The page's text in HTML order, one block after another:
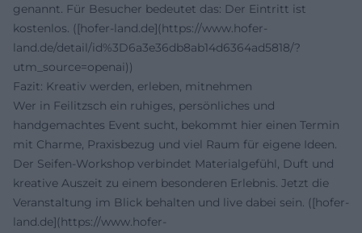
genannt. Für Besucher bedeutet das: Der Eintritt ist
kostenlos. ([hofer-land.de](https://www.hofer-
land.de/detail/id%3D6a3e36db8ab14d6364ad5818/?
utm_source=openai))
Fazit: Kreativ werden, erleben, mitnehmen
Wer in Feilitzsch ein ruhiges, persönliches und
handgemachtes Event sucht, bekommt hier einen Termin
mit Charme, Praxisbezug und viel Raum für eigene Ideen.
Der Seifen-Workshop verbindet Materialgefühl, Duft und
kreative Auszeit zu einem besonderen Erlebnis. Jetzt die
Veranstaltung im Blick behalten und live dabei sein. ([hofer-
land.de](https://www.hofer-